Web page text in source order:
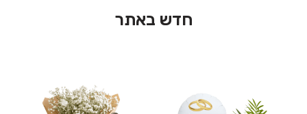
חדש באתר